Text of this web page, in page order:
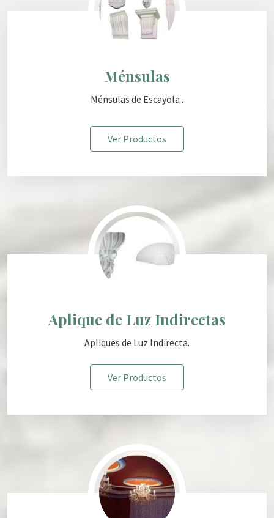
Ménsulas
Ménsulas de Escayola .
Ver Productos
Aplique de Luz Indirectas
Apliques de Luz Indirecta.
Ver Productos